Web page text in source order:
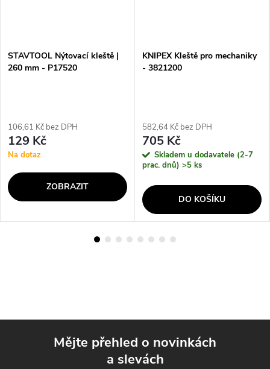
STAVTOOL Nýtovací kleště |
260 mm - P17520
106,61 Kč bez DPH
129 Kč
Na dotaz
ZOBRAZIT
KNIPEX Kleště pro mechaniky
- 3821200
582,64 Kč bez DPH
705 Kč
Skladem u dodavatele (2-7
prac. dnů) >5 ks
DO KOŠÍKU
Mějte přehled o novinkách
a slevách